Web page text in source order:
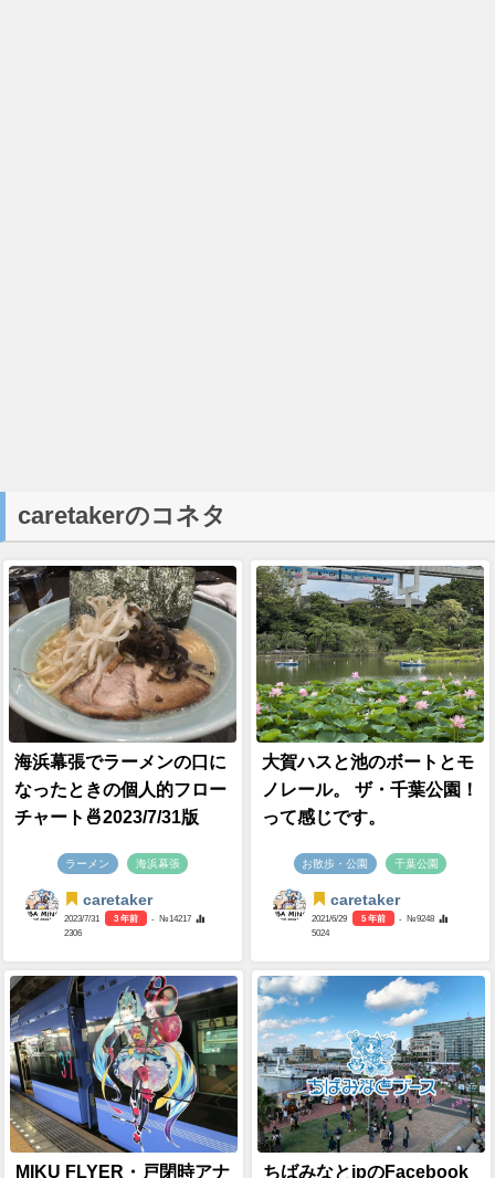
caretakerのコネタ
海浜幕張でラーメンの口に
なったときの個人的フロー
チャート🍜2023/7/31版
ラーメン 海浜幕張
caretaker
2023/7/31 3 年前
- №14217
2306
大賀ハスと池のボートとモ
ノレール。 ザ・千葉公園！
って感じです。
お散歩・公園 千葉公園
caretaker
2021/6/29 5 年前
- №9248
5024
MIKU FLYER・戸閉時アナ ちばみなとjpのFacebook